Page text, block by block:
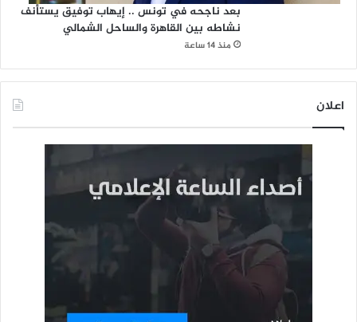
بعد ناجحه في تونس .. إيهاب توفيق يستأنف
نشاطه بين القاهرة والساحل الشمالي
منذ 14 ساعة
اعلان